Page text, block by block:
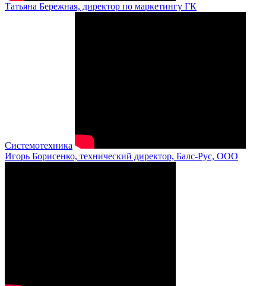
Татьяна Бережная, директор по маркетингу ГК
Системотехника
Игорь Борисенко, технический директор, Балс-Рус, ООО